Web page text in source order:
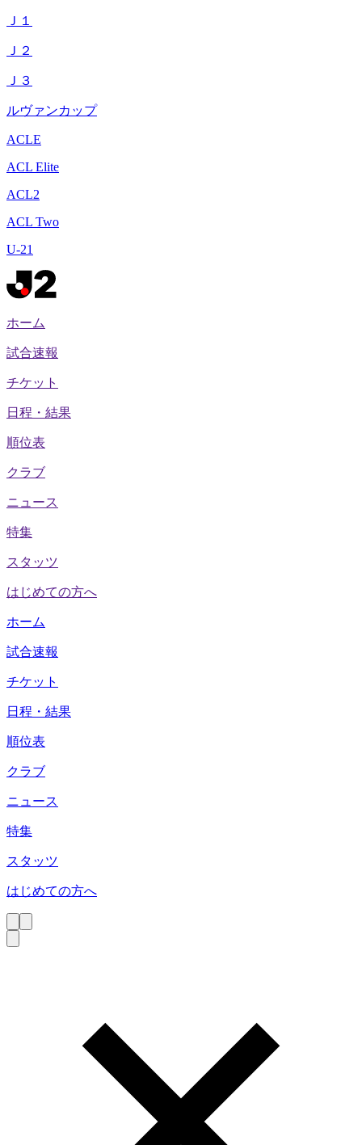
Ｊ１
Ｊ２
Ｊ３
ルヴァンカップ
ACLE
ACL Elite
ACL2
ACL Two
U-21
ホーム
試合速報
チケット
日程・結果
順位表
クラブ
ニュース
特集
スタッツ
はじめての方へ
ホーム
試合速報
チケット
日程・結果
順位表
クラブ
ニュース
特集
スタッツ
はじめての方へ